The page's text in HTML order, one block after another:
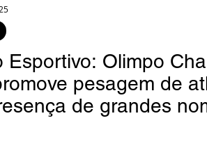
Esportivo: Olimpo
pesagem de
de grandes